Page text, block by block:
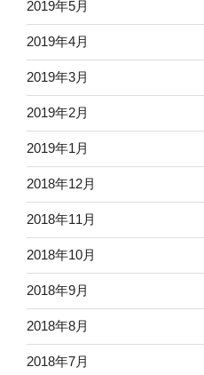
2019年5月
2019年4月
2019年3月
2019年2月
2019年1月
2018年12月
2018年11月
2018年10月
2018年9月
2018年8月
2018年7月